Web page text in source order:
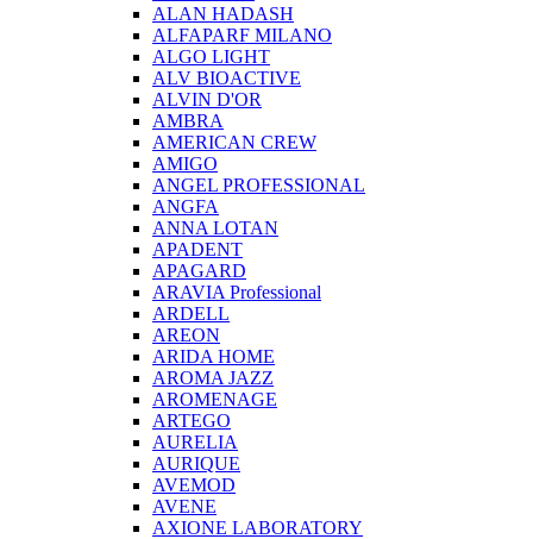
ALAN HADASH
ALFAPARF MILANO
ALGO LIGHT
ALV BIOACTIVE
ALVIN D'OR
AMBRA
AMERICAN CREW
AMIGO
ANGEL PROFESSIONAL
ANGFA
ANNA LOTAN
APADENT
APAGARD
ARAVIA Professional
ARDELL
AREON
ARIDA HOME
AROMA JAZZ
AROMENAGE
ARTEGO
AURELIA
AURIQUE
AVEMOD
AVENE
AXIONE LABORATORY